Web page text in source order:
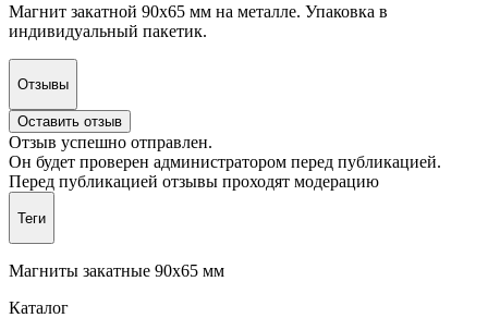
Магнит закатной 90х65 мм на металле. Упаковка в
индивидуальный пакетик.
Отзывы
Оставить отзыв
Отзыв успешно отправлен.
Он будет проверен администратором перед публикацией.
Перед публикацией отзывы проходят модерацию
Теги
Магниты закатные 90х65 мм
Каталог